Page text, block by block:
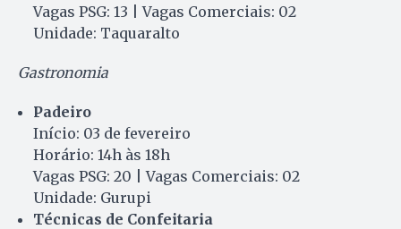
Vagas PSG: 13 | Vagas Comerciais: 02
Unidade: Taquaralto
Gastronomia
Padeiro
Início: 03 de fevereiro
Horário: 14h às 18h
Vagas PSG: 20 | Vagas Comerciais: 02
Unidade: Gurupi
Técnicas de Confeitaria